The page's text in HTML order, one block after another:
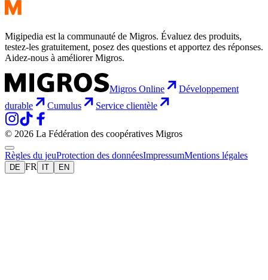
Migipedia est la communauté de Migros. Évaluez des produits,
testez-les gratuitement, posez des questions et apportez des réponses.
Aidez-nous à améliorer Migros.
Migros Online
Développement
durable
Cumulus Service clientèle
© 2026 La Fédération des coopératives Migros
Règles du jeuProtection des donnéesImpressumMentions légales
DE FR IT EN